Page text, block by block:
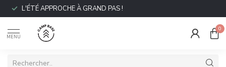
L'ÉTÉ APPROCHE À GRAND PAS !
MENU
0